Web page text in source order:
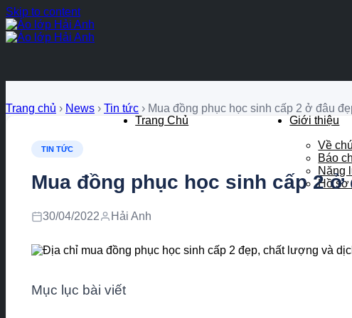
Skip to content
Trang Chủ Giới thiệu
Về
Báo
Năng
Hồ sơ
Trang chủ › News › Tin tức › Mua đồng phục học sinh cấp 2 ở đâu
TIN TỨC
Mua đồng phục học sinh cấp 2
30/04/2022 Hải Anh
Mục lục bài viết